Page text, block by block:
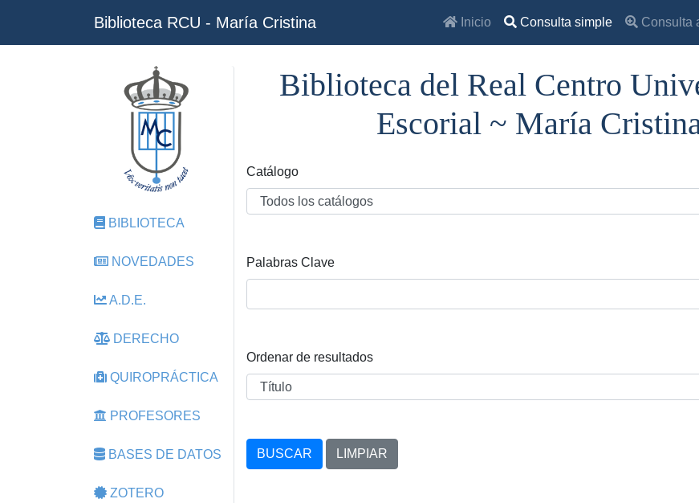
Biblioteca RCU - María Cristina Inicio Consulta simple(current)Consulta
BIBLIOTECA
NOVEDADES
A.D.E.
DERECHO
QUIROPRÁCTICA
PROFESORES
BASES DE DATOS
ZOTERO
Biblioteca del Real Centro
Escorial ~ María
Catálogo
Palabras Clave
Ordenar de resultados
BUSCAR LIMPIAR